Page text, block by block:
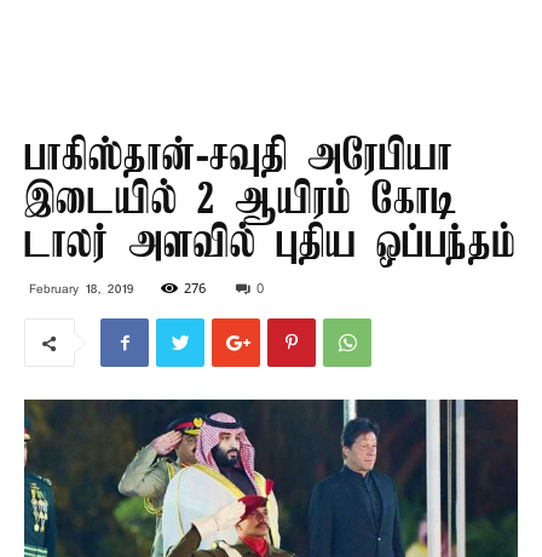
பாகிஸ்தான்-சவுதி அரேபியா
இடையில் 2 ஆயிரம் கோடி
டாலர் அளவில் புதிய ஒப்பந்தம்
February 18, 2019 276 0